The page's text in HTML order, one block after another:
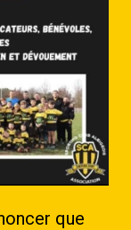
que